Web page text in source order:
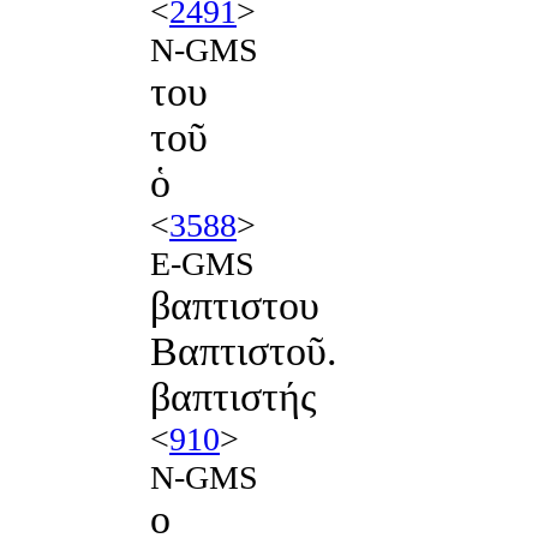
<2491>
N-GMS
του
τοῦ
ὁ
<3588>
E-GMS
βαπτιστου
Βαπτιστοῦ.
βαπτιστής
<910>
N-GMS
ο